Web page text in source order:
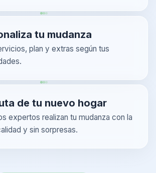
tu mudanza
plan y extras según tus
de tu nuevo hogar
expertos realizan tu mudanza con la
y sin sorpresas.